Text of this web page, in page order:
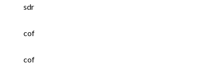
sdr
cof
cof